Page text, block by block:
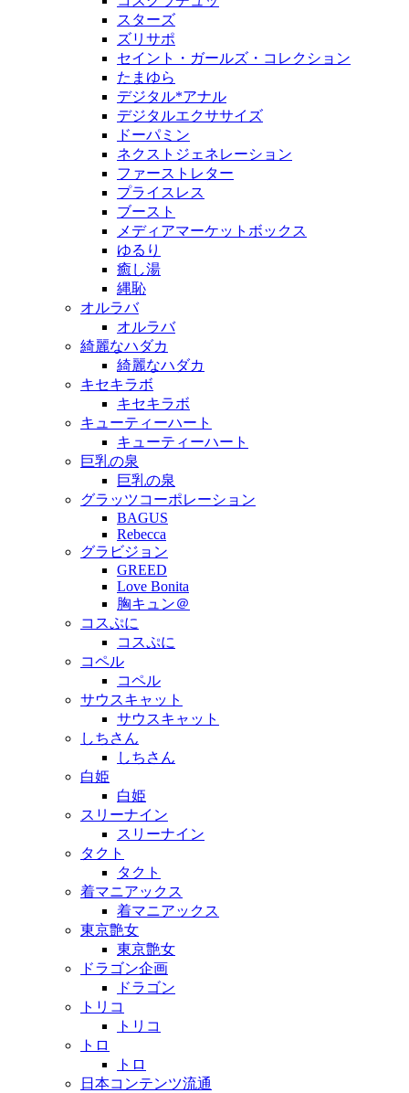
スターズ
ズリサポ
セイント・ガールズ・コレクション
たまゆら
デジタル*アナル
デジタルエクササイズ
ドーパミン
ネクストジェネレーション
ファーストレター
プライスレス
ブースト
メディアマーケットボックス
ゆるり
癒し湯
縄恥
オルラバ
オルラバ
綺麗なハダカ
綺麗なハダカ
キセキラボ
キセキラボ
キューティーハート
キューティーハート
巨乳の泉
巨乳の泉
グラッツコーポレーション
BAGUS
Rebecca
グラビジョン
GREED
Love Bonita
胸キュン＠
コスぷに
コスぷに
コペル
コペル
サウスキャット
サウスキャット
しちさん
しちさん
白姫
白姫
スリーナイン
スリーナイン
タクト
タクト
着マニアックス
着マニアックス
東京艶女
東京艶女
ドラゴン企画
ドラゴン
トリコ
トリコ
トロ
トロ
日本コンテンツ流通